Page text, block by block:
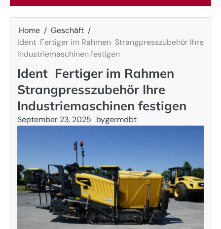
Home
Geschäft
Ident Fertiger im Rahmen Strangpresszubehör Ihre
Industriemaschinen festigen
Ident Fertiger im Rahmen
Strangpresszubehör Ihre
Industriemaschinen festigen
September 23, 2025 bygermdbt